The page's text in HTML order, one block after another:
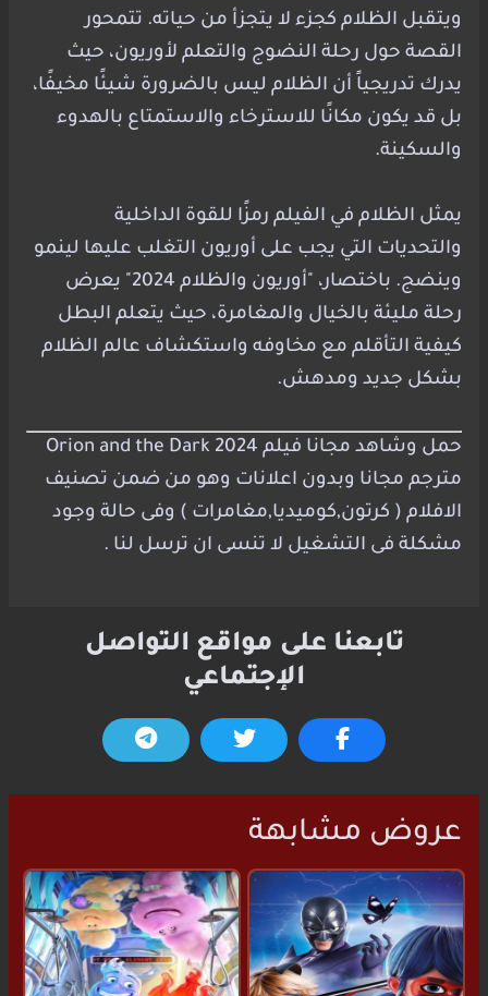
ويتقبل الظلام كجزء لا يتجزأ من حياته. تتمحور
القصة حول رحلة النضوج والتعلم لأوريون، حيث
يدرك تدريجياً أن الظلام ليس بالضرورة شيئًا مخيفًا،
بل قد يكون مكانًا للاسترخاء والاستمتاع بالهدوء
والسكينة.
يمثل الظلام في الفيلم رمزًا للقوة الداخلية
والتحديات التي يجب على أوريون التغلب عليها لينمو
وينضج. باختصار، "أوريون والظلام 2024" يعرض
رحلة مليئة بالخيال والمغامرة، حيث يتعلم البطل
كيفية التأقلم مع مخاوفه واستكشاف عالم الظلام
بشكل جديد ومدهش.
حمل وشاهد مجانا فيلم Orion and the Dark 2024
مترجم مجانا وبدون اعلانات وهو من ضمن تصنيف
الافلام ( كرتون,كوميديا,مغامرات ) وفى حالة وجود
مشكلة فى التشغيل لا تنسى ان ترسل لنا .
تابعنا على مواقع التواصل
الإجتماعي
عروض مشابهة